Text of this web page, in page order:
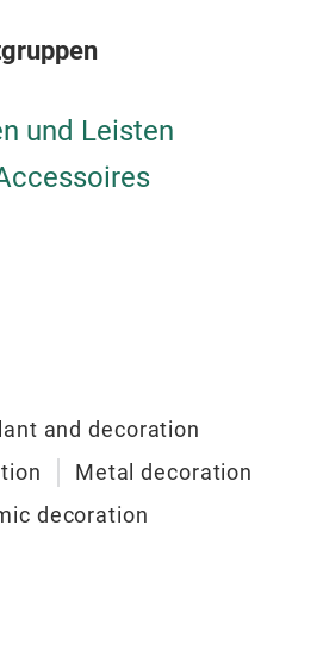
und Leisten
and decoration
Metal decoration
decoration